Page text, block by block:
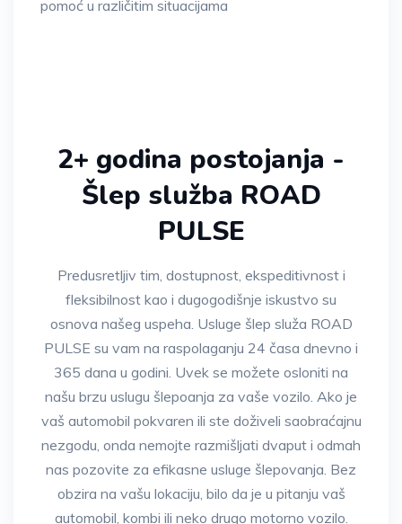
pomoć u različitim situacijama
2+ godina postojanja -
Šlep služba ROAD
PULSE
Predusretljiv tim, dostupnost, ekspeditivnost i
fleksibilnost kao i dugogodišnje iskustvo su
osnova našeg uspeha. Usluge šlep služa ROAD
PULSE su vam na raspolaganju 24 časa dnevno i
365 dana u godini. Uvek se možete osloniti na
našu brzu uslugu šlepoanja za vaše vozilo. Ako je
vaš automobil pokvaren ili ste doživeli saobraćajnu
nezgodu, onda nemojte razmišljati dvaput i odmah
nas pozovite za efikasne usluge šlepovanja. Bez
obzira na vašu lokaciju, bilo da je u pitanju vaš
automobil, kombi ili neko drugo motorno vozilo.